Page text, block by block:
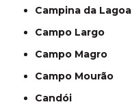
Campina da Lagoa
Campo Largo
Campo Magro
Campo Mourão
Candói